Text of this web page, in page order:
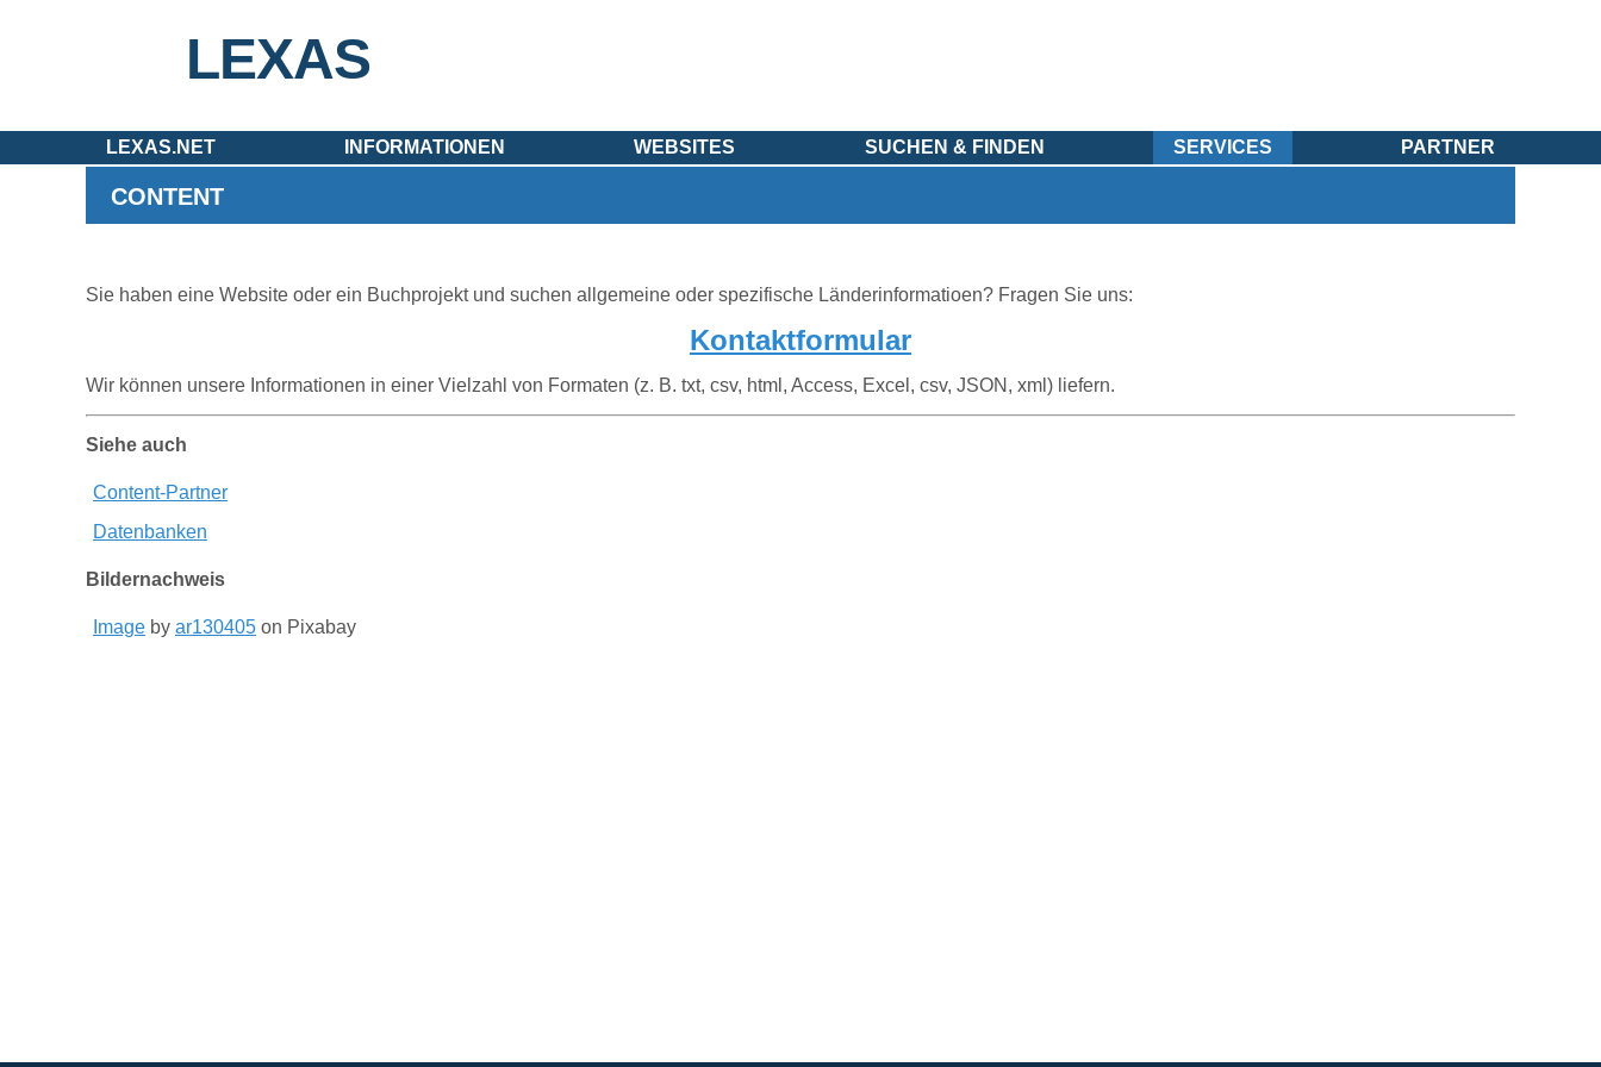
LEXAS
LEXAS.NET INFORMATIONEN WEBSITES SUCHEN & FINDEN SERVICES PARTNER
CONTENT
Sie haben eine Website oder ein Buchprojekt und suchen allgemeine oder spezifische Länderinformatioen? Fragen Sie uns:
Kontaktformular
Wir können unsere Informationen in einer Vielzahl von Formaten (z. B. txt, csv, html, Access, Excel, csv, JSON, xml) liefern.
Siehe auch
Content-Partner
Datenbanken
Bildernachweis
Image by ar130405 on Pixabay